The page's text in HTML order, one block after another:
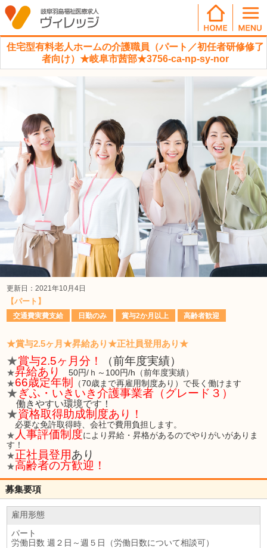
住宅型有料老人ホームの介護職員（パート／初任者研修修了
者向け）★岐阜市茜部★3756-ca-np-sy-nor
更新日：2021年10月4日
【パート】
交通費実費支給 日勤のみ 賞与2か月以上 高齢者歓迎
★賞与2.5ヶ月★昇給あり★正社員登用あり★
★賞与2.5ヶ月分！ （前年度実績）
★昇給あり 50円/ｈ～100円/h（前年度実績）
★66歳定年制 （70歳まで再雇用制度あり）で長く働けます
★ぎふ・いきいき介護事業者（グレード３）
働きやすい環境です！
★資格取得助成制度あり！
必要な免許取得時、会社で費用負担します。
★ 人事評価制度により昇給・昇格があるのでやりがいがありま
す！
★正社員登用あり
★高齢者の方歓迎！
募集要項
雇用形態
パート
労働日数 週２日～週５日（労働日数について相談可）